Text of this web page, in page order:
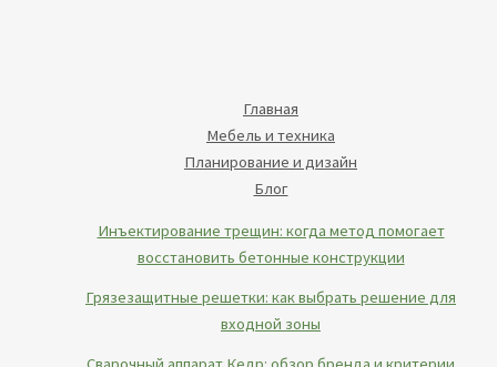
Главная
Мебель и техника
Планирование и дизайн
Блог
Инъектирование трещин: когда метод помогает
восстановить бетонные конструкции
Грязезащитные решетки: как выбрать решение для
входной зоны